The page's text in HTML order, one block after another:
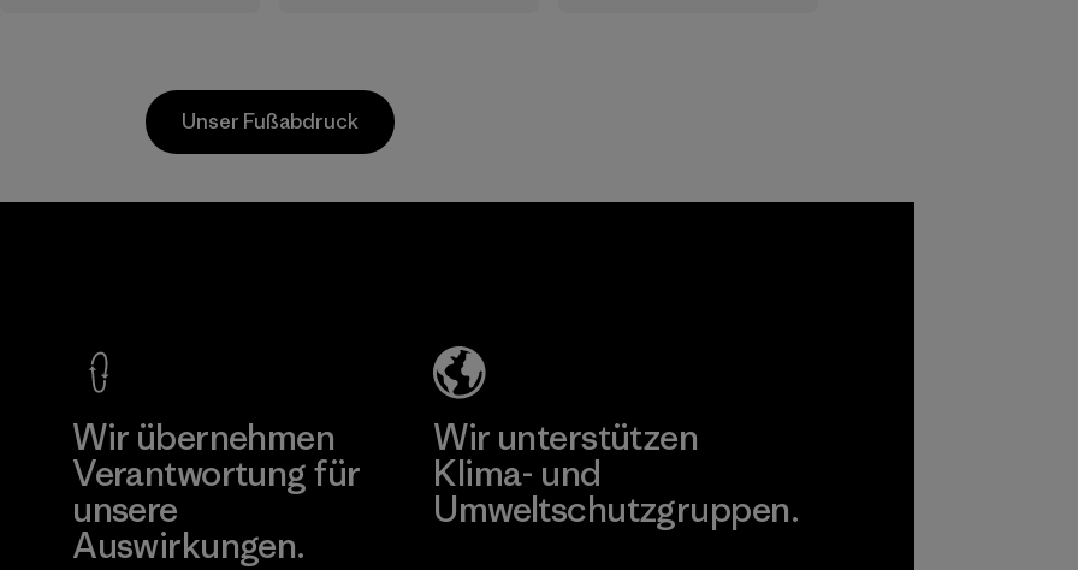
Mehr dazu
Unser Fußabdruck
Wir übernehmen
Verantwortung für
unsere
Auswirkungen.
Wir unterstützen
Klima- und
Umweltschutzgruppen.